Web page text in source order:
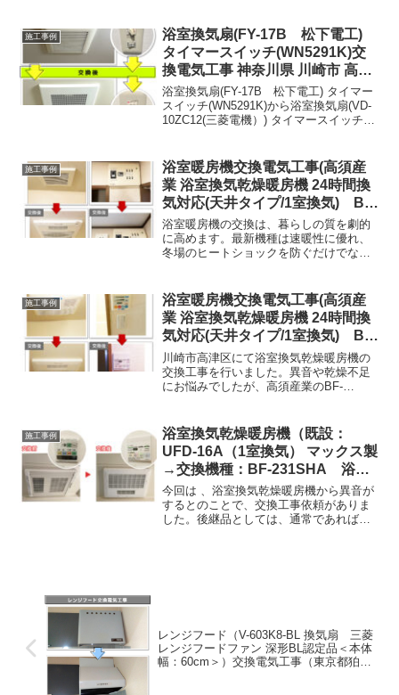
施工事例
浴室換気扇(FY-17B 松下電工)
タイマースイッチ(WN5291K)交
換電気工事 神奈川県 川崎市 高津
区
浴室換気扇(FY-17B 松下電工) タイマー
スイッチ(WN5291K)から浴室換気扇(VD-
10ZC12(三菱電機）) タイマースイッチ
で気になっている方や、ダイヤル式から
電気式に変更したい方は、お気軽にご相
談ください
施工事例
浴室暖房機交換電気工事(高須産
業 浴室換気乾燥暖房機 24時間換
気対応(天井タイプ/1室換気) BF-
231SHA)
浴室暖房機の交換は、暮らしの質を劇的
に高めます。最新機種は速暖性に優れ、
冬場のヒートショックを防ぐだけでな
性も向上し、光熱費を抑えつつ静かで快
適な住環境を実現できるため、安心と利
便性を同時に得られる選択です。
施工事例
浴室暖房機交換電気工事(高須産
業 浴室換気乾燥暖房機 24時間換
気対応(天井タイプ/1室換気) BF-
231SHA)
川崎市高津区にて浴室換気乾燥暖房機の
交換工事を行いました。異音や乾燥不足
にお悩みでしたが、高須産業のBF-
理の相談は、電話・メール・LINEにてお
気軽にどうぞ。
施工事例
浴室換気乾燥暖房機（既設：
UFD-16A（1室換気） マックス製
→交換機種：BF-231SHA 浴室
暖房乾燥機 高須産業株式会社）
交換 電気工事(川崎市多摩区)
今回は 、浴室換気乾燥暖房機から異音が
するとのことで、交換工事依頼がありま
した。後継品としては、通常であればマ
レンジフード（V-603K8-BL 換気扇 三菱
レンジフードファン 深形BL認定品＜本体
幅：60cm＞）交換電気工事（東京都狛江